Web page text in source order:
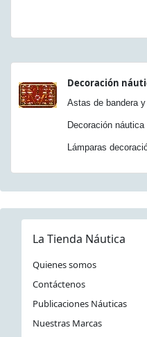
Decoración
Astas de bandera
Decoración náutica
Lámparas
La Tienda Náutica
Quienes somos
Contáctenos
Publicaciones Náuticas
Nuestras Marcas